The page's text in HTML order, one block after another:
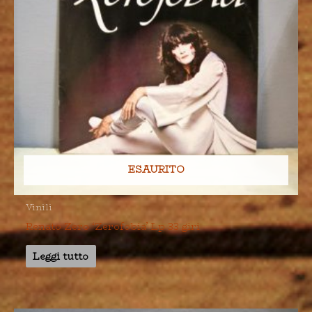
ESAURITO
Vinili
Renato Zero ‘Zerofobia’ Lp 33 giri
Leggi tutto